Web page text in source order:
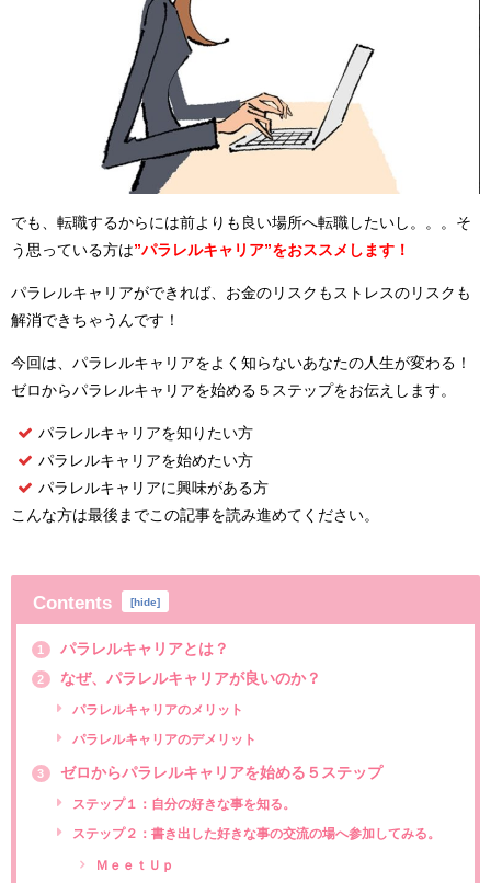
でも、転職するからには前よりも良い場所へ転職したいし。。。そ
う思っている方は”パラレルキャリア”をおススメします！
パラレルキャリアができれば、お金のリスクもストレスのリスクも
解消できちゃうんです！
今回は、パラレルキャリアをよく知らないあなたの人生が変わる！
ゼロからパラレルキャリアを始める５ステップをお伝えします。
パラレルキャリアを知りたい方
パラレルキャリアを始めたい方
パラレルキャリアに興味がある方
こんな方は最後までこの記事を読み進めてください。
Contents [hide]
1 パラレルキャリアとは？
2 なぜ、パラレルキャリアが良いのか？
パラレルキャリアのメリット
パラレルキャリアのデメリット
3 ゼロからパラレルキャリアを始める５ステップ
ステップ１：自分の好きな事を知る。
ステップ２：書き出した好きな事の交流の場へ参加してみる。
ＭｅｅｔＵｐ